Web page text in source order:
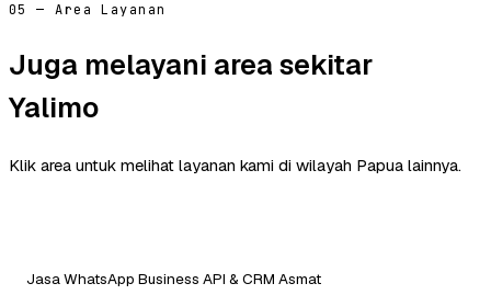
05 — Area Layanan
Juga melayani area sekitar
Yalimo
Klik area untuk melihat layanan kami di wilayah Papua lainnya.
Jasa WhatsApp Business API & CRM Asmat